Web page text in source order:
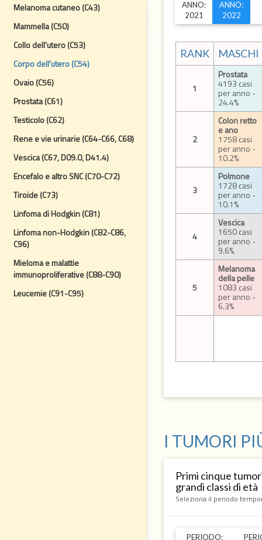
Melanoma cutaneo (C43)
Mammella (C50)
Collo dell'utero (C53)
Corpo dell'utero (C54)
Ovaio (C56)
Prostata (C61)
Testicolo (C62)
Rene e vie urinarie (C64-C66, C68)
Vescica (C67, D09.0, D41.4)
Encefalo e altro SNC (C70-C72)
Tiroide (C73)
Linfoma di Hodgkin (C81)
Linfoma non-Hodgkin (C82-C86,
C96)
Mieloma e malattie
immunoproliferative (C88-C90)
Leucemie (C91-C95)
ANNO:
2021
ANNO:
2022
RANK MASCHI
1
Prostata
4193 casi
per anno -
24.4%
2
Colon retto
e ano
1758 casi
per anno -
10.2%
3
Polmone
1728 casi
per anno -
10.1%
4
Vescica
1650 casi
per anno -
9.6%
5
Melanoma
della pelle
1083 casi
per anno -
6.3%
I TUMORI
Primi cinque
grandi classi di età
Seleziona il periodo
PERIODO: